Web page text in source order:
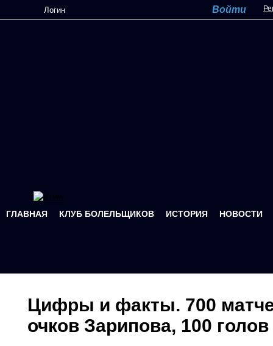
Перейти к основному содержанию
ГЛАВНАЯ КЛУБ БОЛЕЛЬЩИКОВ ИСТОРИЯ НОВОСТИ
Цифры и факты. 700
очков Зарипова, 100